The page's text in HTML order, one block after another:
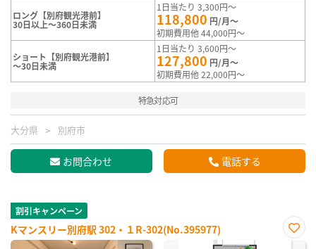
ロング【別府観光港前】
30日以上～360日未満
1日当たり 3,300円～
118,800 円/月～
初期費用他 44,000円～
ショート【別府観光港前】
～30日未満
1日当たり 3,600円～
127,800 円/月～
初期費用他 22,000円～
特急対応可
大分県 別府市
お問合わせ 電話する
割引キャンペーン
Kマンスリー別府駅 302・１R-302(No.395977)
お気